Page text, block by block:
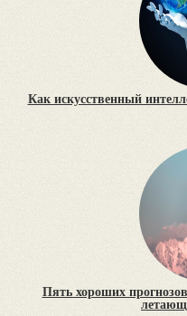
Как искусственный
Пять хороших